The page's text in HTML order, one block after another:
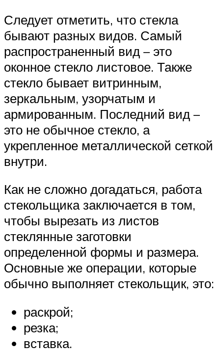
Следует отметить, что стекла
бывают разных видов. Самый
распространенный вид – это
оконное стекло листовое. Также
стекло бывает витринным,
зеркальным, узорчатым и
армированным. Последний вид –
это не обычное стекло, а
укрепленное металлической сеткой
внутри.
Как не сложно догадаться, работа
стекольщика заключается в том,
чтобы вырезать из листов
стеклянные заготовки
определенной формы и размера.
Основные же операции, которые
обычно выполняет стекольщик, это:
раскрой;
резка;
вставка.